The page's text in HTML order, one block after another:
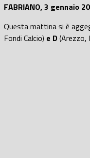
FABRIANO, 3 gennaio
Questa mattina si è
Fondi Calcio) e D(Arezzo,